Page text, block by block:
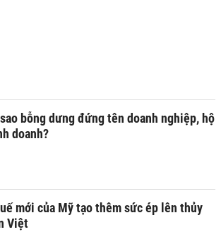
bỗng dưng đứng tên doanh nghiệp, hộ
doanh?
mới của Mỹ tạo thêm sức ép lên thủy
Việt